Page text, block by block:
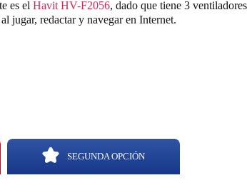
es elHavit HV-F2056, dado que tiene 3
jugar, redactar y navegar en Internet.
SEGUNDA OPCIÓN